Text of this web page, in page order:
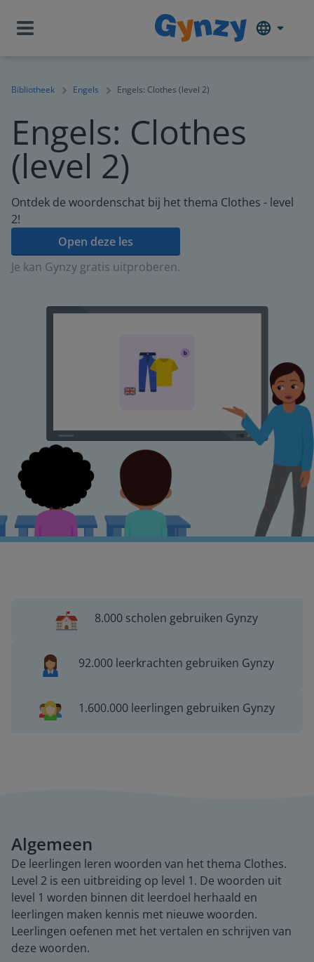
Bibliotheek Engels Engels: Clothes (level 2)
Engels: Clothes
(level 2)
Ontdek de woordenschat bij het thema Clothes - level
2!
Open deze les
Je kan Gynzy gratis uitproberen.
8.000 scholen gebruiken Gynzy
92.000 leerkrachten gebruiken Gynzy
1.600.000 leerlingen gebruiken Gynzy
Algemeen
De leerlingen leren woorden van het thema Clothes.
Level 2 is een uitbreiding op level 1. De woorden uit
level 1 worden binnen dit leerdoel herhaald en
leerlingen maken kennis met nieuwe woorden.
Leerlingen oefenen met het vertalen en schrijven van
deze woorden.